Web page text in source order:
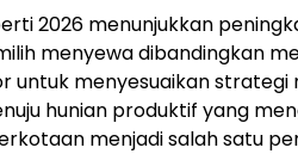
2026 menunjukkan
menyewa dibandingkan
untuk menyesuaikan
hunian produktif yang
menjadi salah satu